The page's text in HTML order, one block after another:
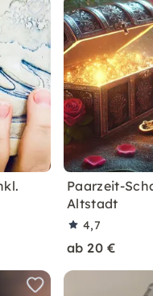
Paarzeit-
Altstadt
4,7
ab 20 €